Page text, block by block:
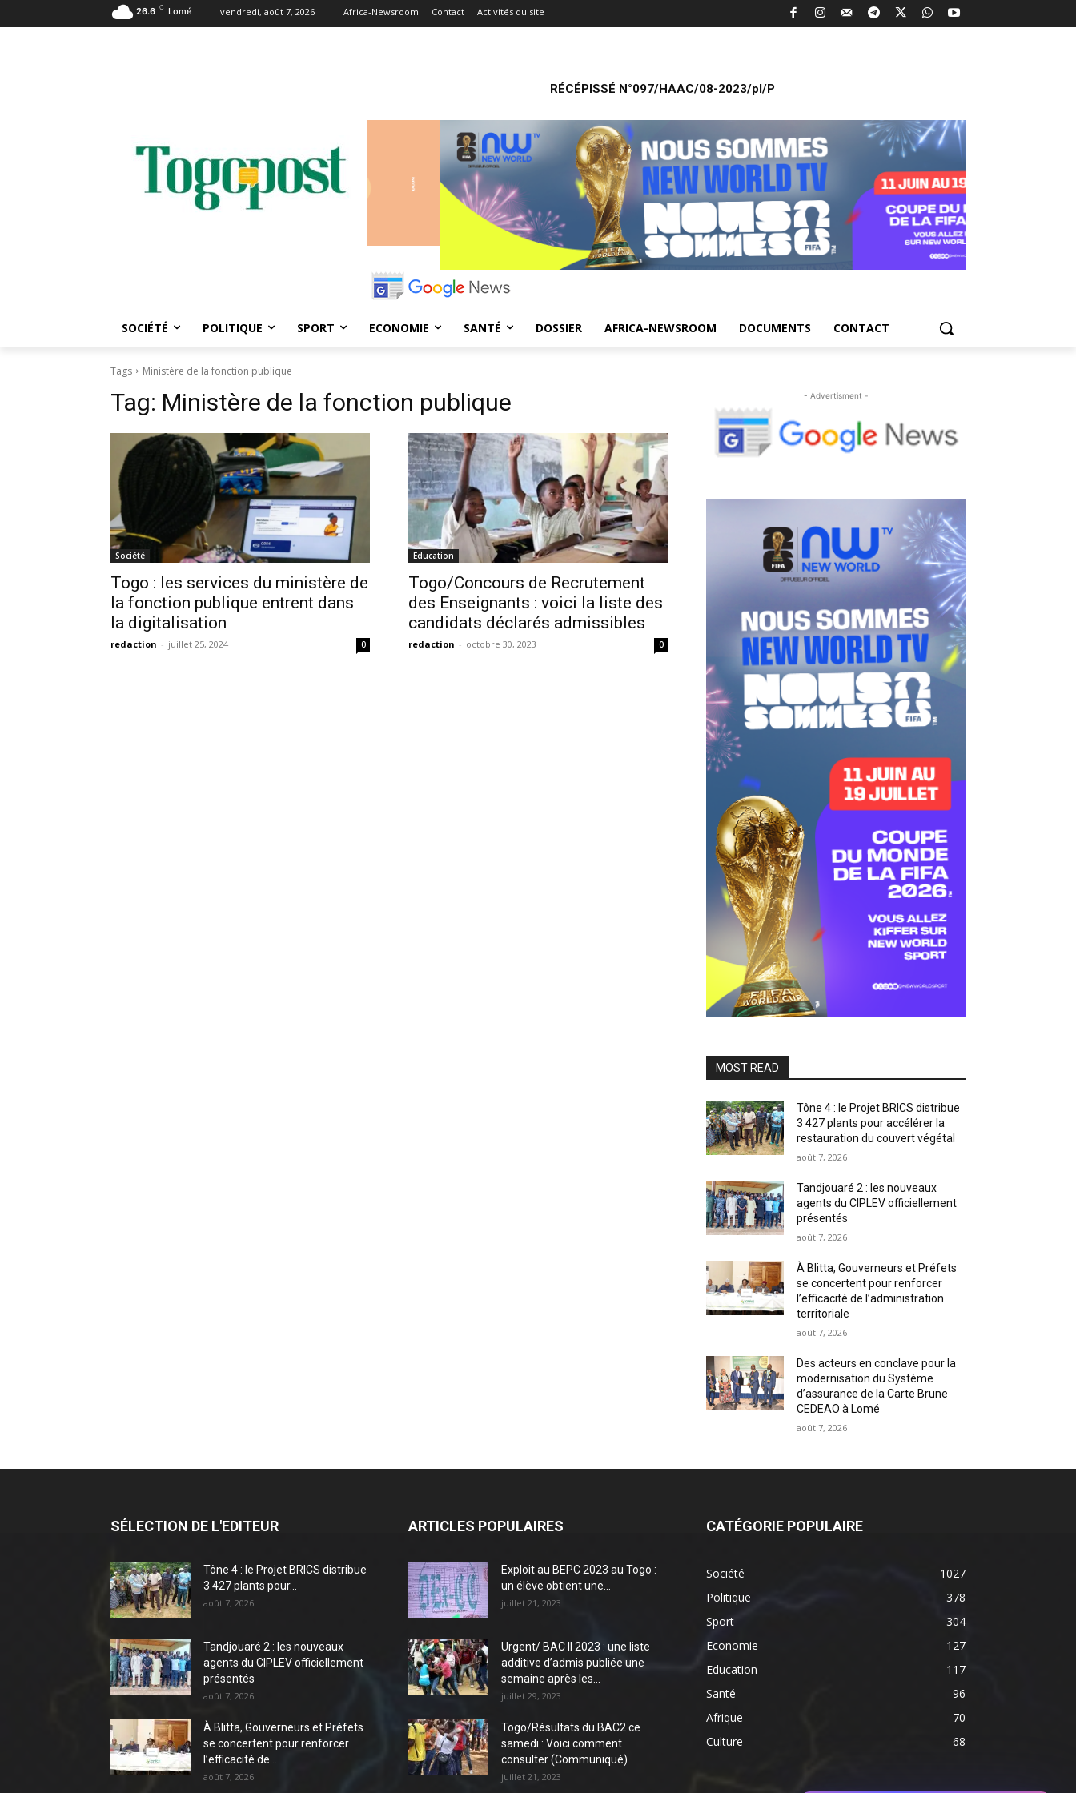
26.6 C Lomé vendredi, août 7, 2026 Africa-Newsroom Contact Activités du site
RÉCÉPISSÉ N°097/HAAC/08-2023/pl/P
SOCIÉTÉ POLITIQUE SPORT ECONOMIE SANTÉ DOSSIER AFRICA-NEWSROOM DOCUMENTS CONTACT
Tags Ministère de la fonction publique
Tag: Ministère de la fonction publique
Société
Togo : les services du ministère de
la fonction publique entrent dans
la digitalisation
redaction - juillet 25, 2024 0
Education
Togo/Concours de Recrutement
des Enseignants : voici la liste des
candidats déclarés admissibles
redaction - octobre 30, 2023 0
- Advertisment -
MOST READ
Tône 4 : le Projet BRICS distribue
3 427 plants pour accélérer la
restauration du couvert végétal
août 7, 2026
Tandjouaré 2 : les nouveaux
agents du CIPLEV officiellement
présentés
août 7, 2026
À Blitta, Gouverneurs et Préfets
se concertent pour renforcer
l’efficacité de l’administration
territoriale
août 7, 2026
Des acteurs en conclave pour la
modernisation du Système
d’assurance de la Carte Brune
CEDEAO à Lomé
août 7, 2026
SÉLECTION DE L'EDITEUR
Tône 4 : le Projet BRICS distribue
3 427 plants pour...
août 7, 2026
Tandjouaré 2 : les nouveaux
agents du CIPLEV officiellement
présentés
août 7, 2026
À Blitta, Gouverneurs et Préfets
se concertent pour renforcer
l’efficacité de...
août 7, 2026
ARTICLES POPULAIRES
Exploit au BEPC 2023 au Togo :
un élève obtient une...
juillet 21, 2023
Urgent/ BAC II 2023 : une liste
additive d’admis publiée une
semaine après les...
juillet 29, 2023
Togo/Résultats du BAC2 ce
samedi : Voici comment
consulter (Communiqué)
juillet 21, 2023
CATÉGORIE POPULAIRE
Société
1027
Politique
378
Sport
304
Economie
127
Education
117
Santé
96
Afrique
70
Culture
68